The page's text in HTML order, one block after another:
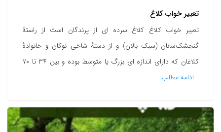
تعبیر خواب کلاغ
تعبیر خواب کلاغ کلاغ سرده ای از پرندگان است از راستهٔ
گنجشک‌سانان (سبک بالان) و از دستهٔ شاخی نوکان و خانوادهٔ
کلاغان که دارای اندازه ای بزرگ یا متوسط بوده و بین ۳۴ تا ۷۰
ادامه مطلب